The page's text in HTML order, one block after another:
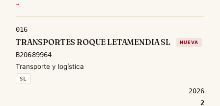
→
016
TRANSPORTES ROQUE LETAMENDIA SL NUEVA
B20689964
Transporte y logística
SL
2026
2